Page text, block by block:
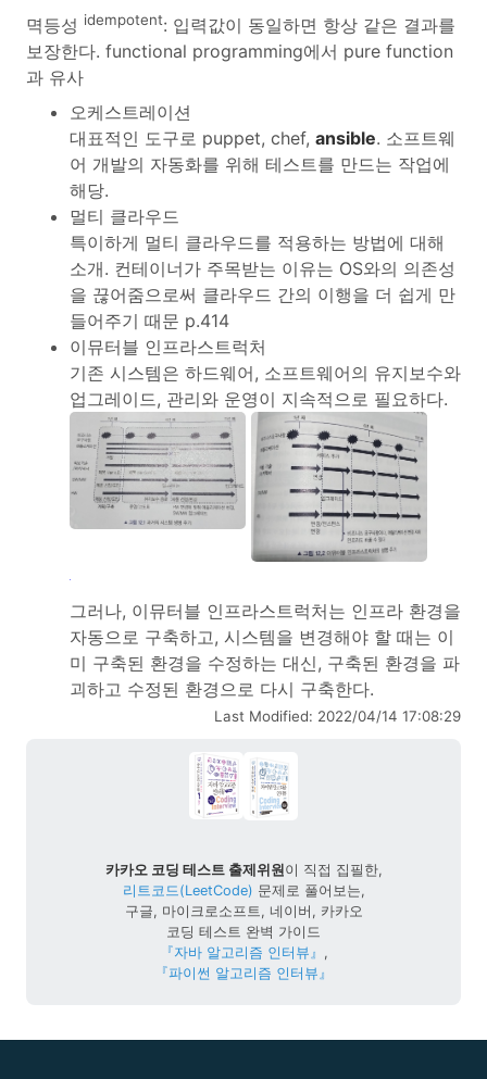
멱등성 idempotent: 입력값이 동일하면 항상 같은 결과를
보장한다. functional programming에서 pure function
과 유사
오케스트레이션
대표적인 도구로 puppet, chef, ansible. 소프트웨
어 개발의 자동화를 위해 테스트를 만드는 작업에
해당.
멀티 클라우드
특이하게 멀티 클라우드를 적용하는 방법에 대해
소개. 컨테이너가 주목받는 이유는 OS와의 의존성
을 끊어줌으로써 클라우드 간의 이행을 더 쉽게 만
들어주기 때문 p.414
이뮤터블 인프라스트럭처
기존 시스템은 하드웨어, 소프트웨어의 유지보수와
업그레이드, 관리와 운영이 지속적으로 필요하다.
그러나, 이뮤터블 인프라스트럭처는 인프라 환경을
자동으로 구축하고, 시스템을 변경해야 할 때는 이
미 구축된 환경을 수정하는 대신, 구축된 환경을 파
괴하고 수정된 환경으로 다시 구축한다.
Last Modified: 2022/04/14 17:08:29
카카오 코딩 테스트 출제위원 이 직접 집필한,
리트코드(LeetCode) 문제로 풀어보는,
구글, 마이크로소프트, 네이버, 카카오
코딩 테스트 완벽 가이드
『자바 알고리즘 인터뷰』 ,
『파이썬 알고리즘 인터뷰』